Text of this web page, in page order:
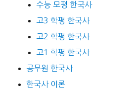
수능 모평 한국사
고3 학평 한국사
고2 학평 한국사
고1 학평 한국사
공무원 한국사
한국사 이론